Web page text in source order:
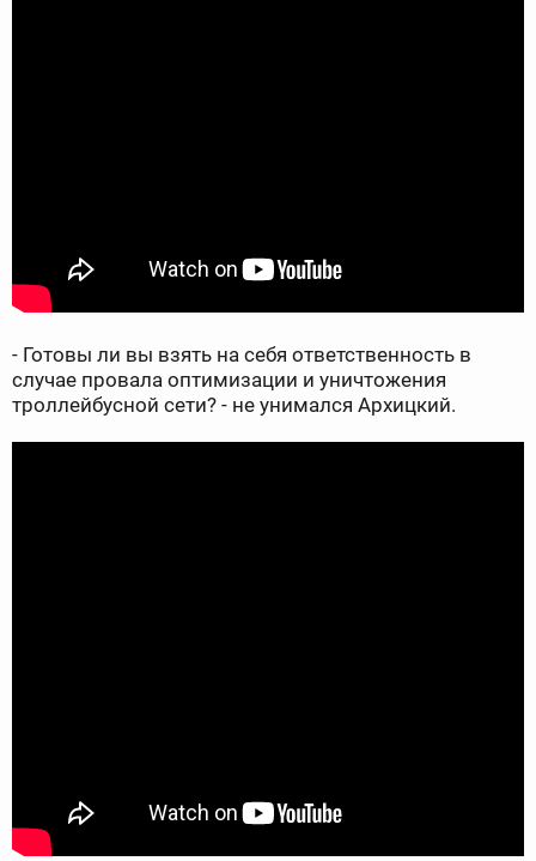
- Готовы ли вы взять на себя ответственность в
случае провала оптимизации и уничтожения
троллейбусной сети? - не унимался Архицкий.